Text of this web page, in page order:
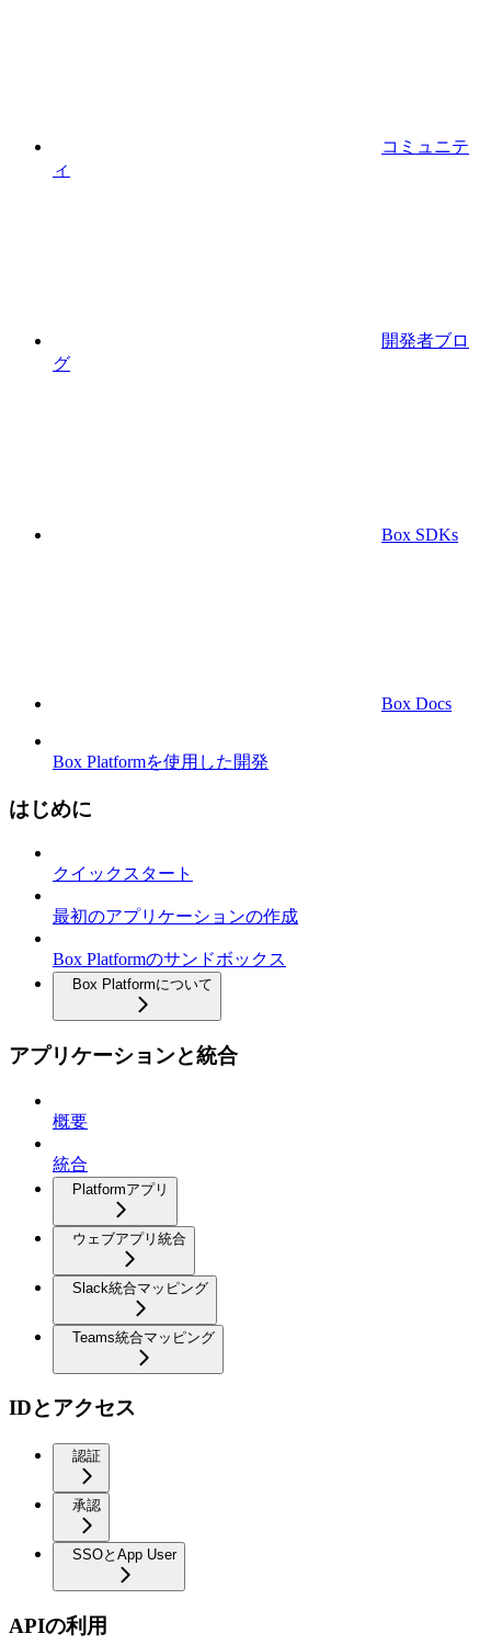
コミュニテ
ィ
開発者ブロ
グ
Box SDKs
Box Docs
Box Platformを使用した開発
はじめに
クイックスタート
最初のアプリケーションの作成
Box Platformのサンドボックス
Box Platformについて
アプリケーションと統合
概要
統合
Platformアプリ
ウェブアプリ統合
Slack統合マッピング
Teams統合マッピング
IDとアクセス
認証
承認
SSOとApp User
APIの利用